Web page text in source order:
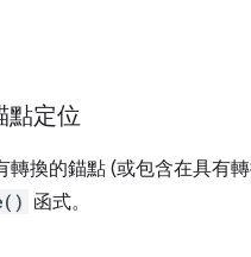
點定位
轉換的錨點 (或包含在具有
函式。